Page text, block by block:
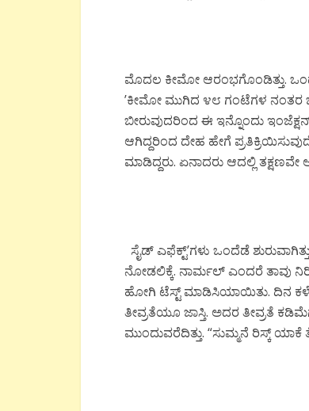
ಮೊದಲ ಕೀಮೋ ಆರಂಭಗೊಂಡಿತ್ತು.
’ಕೀಮೋ ಮುಗಿದ ೪೮ ಗಂಟೆಗಳ ನಂತರ
ಬೀರುವುದರಿಂದ ಈ ಇನ್ನೊಂದು
ಆಗಿದ್ದರಿಂದ ದೇಹ ಹೇಗೆ
ಮಾಡಿದ್ದರು. ಏನಾದರು ಆದಲ್ಲಿ
ಸೈಡ್ ಎಫೆಕ್ಟ್’ಗಳು ಒಂದೆಡೆ
ನೋಡಲಿಕ್ಕೆ. ನಾರ್ಮಲ್ ಎಂದರೆ ತಾವು
ಹೋಗಿ ಟೆಸ್ಟ್ ಮಾಡಿಸಿಯಾಯಿತು. ದಿನ
ತೀವ್ರತೆಯೂ ಜಾಸ್ತಿ. ಅದರ ತೀವ್ರತೆ
ಮುಂದುವರೆದಿತ್ತು. “ಸುಮ್ಮನೆ ರಿಸ್ಕ್ ಯಾಕೆ